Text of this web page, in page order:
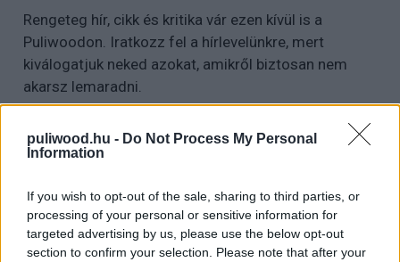
puliwood.hu - Do Not Process My Personal
Information
If you wish to opt-out of the sale, sharing to third parties, or
processing of your personal or sensitive information for
targeted advertising by us, please use the below opt-out
section to confirm your selection. Please note that after your
Rengeteg hír, cikk és kritika vár ezen kívül is a
Puliwoodon. Iratkozz fel a hírlevelünkre, mert
kiválogatjuk neked azokat, amikről biztosan nem
akarsz lemaradni.
Feliratkozom